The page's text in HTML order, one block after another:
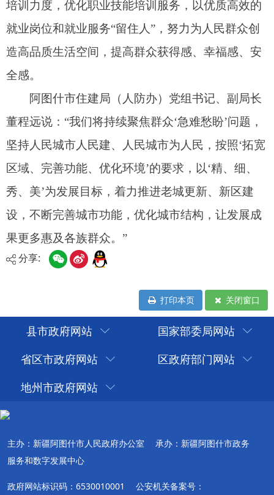
果更多惠及各族群众。”
分享:
打印本页 关闭窗口
县市政府网站
国家部委局网站
省区市政府网站
区政府部门网站
地州市政府网站
主办：新疆阿图什市人民政府办公室
承办：新疆阿图什市政务
服务和数字发展中心
政府网站标识码：6530010001 公安机关备案号：